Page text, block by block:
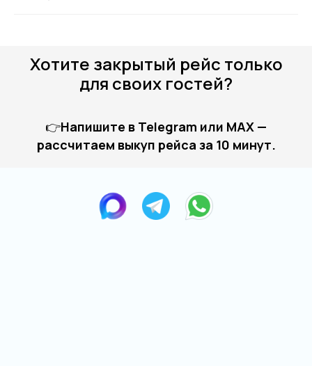
Хотите закрытый рейс только
для своих гостей?
👉Напишите в Telegram или MAX —
рассчитаем выкуп рейса за 10 минут.